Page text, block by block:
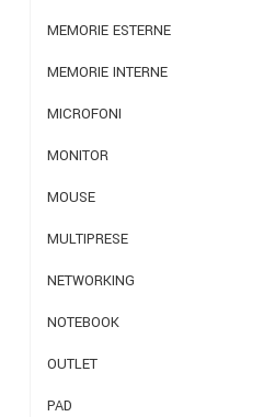
MEMORIE ESTERNE
MEMORIE INTERNE
MICROFONI
MONITOR
MOUSE
MULTIPRESE
NETWORKING
NOTEBOOK
OUTLET
PAD